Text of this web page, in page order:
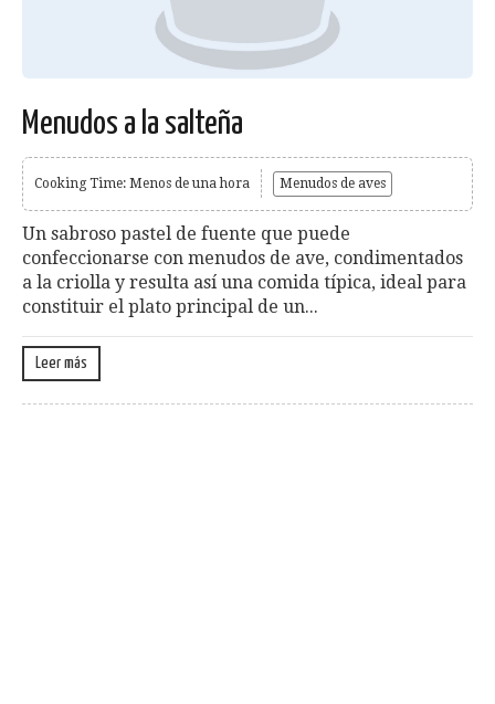
Menudos a la salteña
Cooking Time: Menos de una hora Menudos de aves
Un sabroso pastel de fuente que puede
confeccionarse con menudos de ave, condimentados
a la criolla y resulta así una comida típica, ideal para
constituir el plato principal de un...
Leer más